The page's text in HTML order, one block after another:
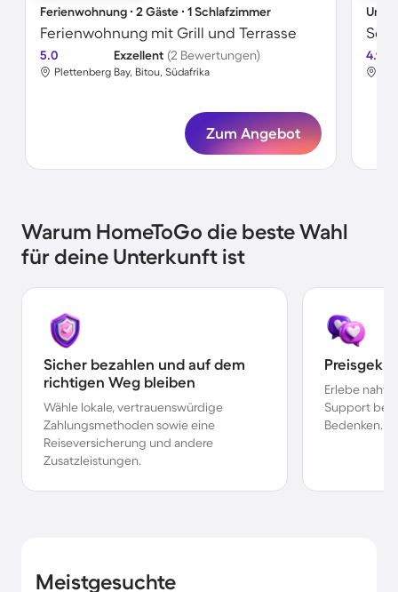
Ferienwohnung ∙ 2 Gäste ∙ 1 Schlafzimmer
Ferienwohnung mit Grill und Terrasse
5.0 Exzellent (2 Bewertungen)
Plettenberg Bay, Bitou, Südafrika
Zum Angebot
4.9
Warum HomeToGo die beste Wahl
für deine Unterkunft ist
Sicher bezahlen und auf dem
richtigen Weg bleiben
Wähle lokale, vertrauenswürdige
Zahlungsmethoden sowie eine
Reiseversicherung und andere
Zusatzleistungen.
Erlebe
Support bei
Bedenken.
Meistgesuchte